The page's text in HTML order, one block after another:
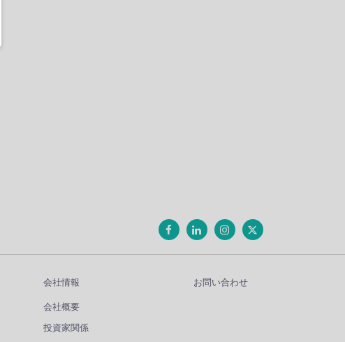
会社情報
会社概要
投資家関係
お問い合わせ